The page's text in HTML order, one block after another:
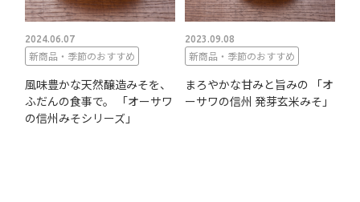
2024.06.07
新商品・季節のおすすめ
風味豊かな天然醸造みそを、
ふだんの食事で。 「オーサワ
の信州みそシリーズ」
2023.09.08
新商品・季節のおすすめ
まろやかな甘みと旨みの 「オ
ーサワの信州 発芽玄米みそ」